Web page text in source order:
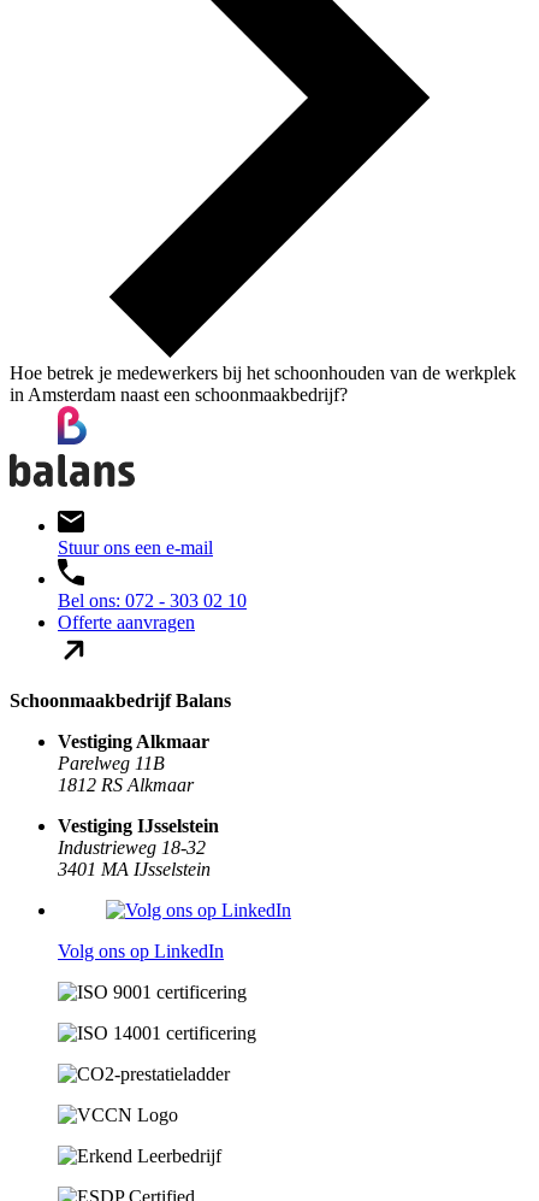
Hoe betrek je medewerkers bij het schoonhouden van de werkplek
in Amsterdam naast een schoonmaakbedrijf?
Stuur ons een e-mail
Bel ons: 072 - 303 02 10
Offerte aanvragen
Schoonmaakbedrijf Balans
Vestiging Alkmaar
Parelweg 11B
1812 RS Alkmaar
Vestiging IJsselstein
Industrieweg 18-32
3401 MA IJsselstein
Volg ons op LinkedIn